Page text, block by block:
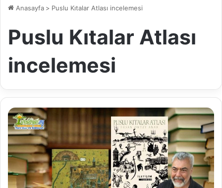
Anasayfa > Puslu Kıtalar Atlası incelemesi
Puslu Kıtalar Atlası
incelemesi